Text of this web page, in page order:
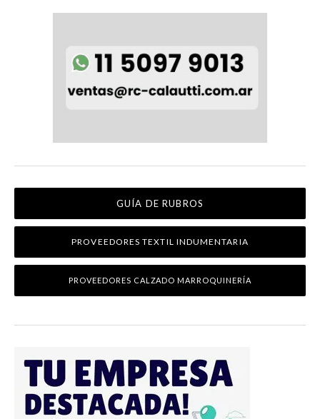
GUÍA DE RUBROS
PROVEEDORES TEXTIL INDUMENTARIA
PROVEEDORES CALZADO MARROQUINERÍA